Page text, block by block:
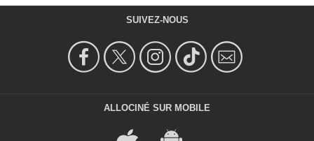
SUIVEZ-NOUS
ALLOCINÉ SUR MOBILE